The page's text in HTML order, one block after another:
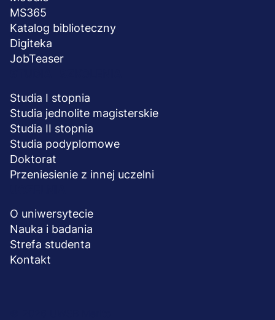
MS365
Katalog biblioteczny
Digiteka
JobTeaser
Studia I stopnia
Studia jednolite magisterskie
Studia II stopnia
Studia podyplomowe
Doktorat
Przeniesienie z innej uczelni
O uniwersytecie
Nauka i badania
Strefa studenta
Kontakt